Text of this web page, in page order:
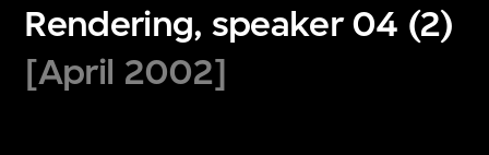
Rendering, speaker 04 (2)
[April 2002]